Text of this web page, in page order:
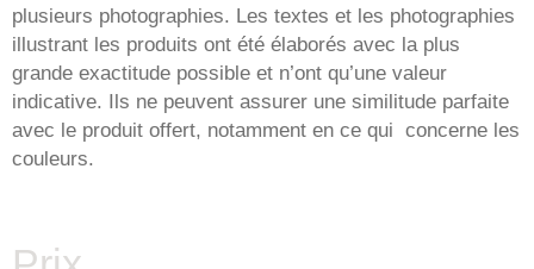
plusieurs photographies. Les textes et les photographies
illustrant les produits ont été élaborés avec la plus
grande exactitude possible et n’ont qu’une valeur
indicative. Ils ne peuvent assurer une similitude parfaite
avec le produit offert, notamment en ce qui concerne les
couleurs.